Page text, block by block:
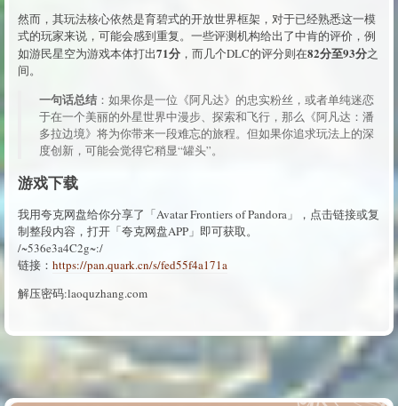
然而，其玩法核心依然是育碧式的开放世界框架，对于已经熟悉这一模
式的玩家来说，可能会感到重复。一些评测机构给出了中肯的评价，例
如游民星空为游戏本体打出71分 ，而几个DLC的评分则在82分至93分之
间。
一句话总结：如果你是一位《阿凡达》的忠实粉丝，或者单纯迷恋
于在一个美丽的外星世界中漫步、探索和飞行，那么《阿凡达：潘
多拉边境》将为你带来一段难忘的旅程。但如果你追求玩法上的深
度创新，可能会觉得它稍显“罐头”。
游戏下载
我用夸克网盘给你分享了「Avatar Frontiers of Pandora」，点击链接或复
制整段内容，打开「夸克网盘APP」即可获取。
/~536e3a4C2g~:/
链接： https://pan.quark.cn/s/fed55f4a171a
解压密码:laoquzhang.com